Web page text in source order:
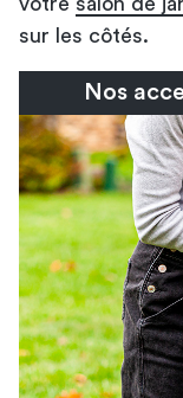
sur les côtés.
Nos